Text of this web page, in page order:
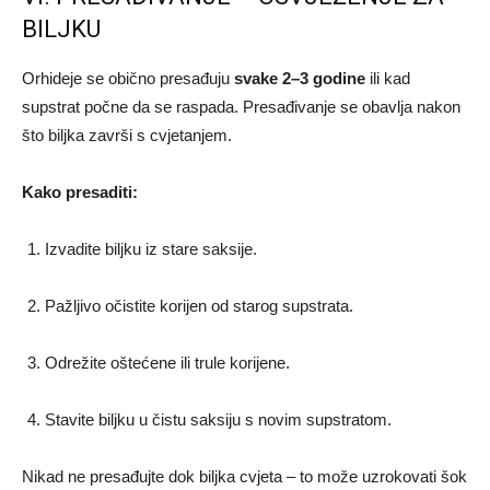
BILJKU
Orhideje se obično presađuju svake 2–3 godine ili kad
supstrat počne da se raspada. Presađivanje se obavlja nakon
što biljka završi s cvjetanjem.
Kako presaditi:
Izvadite biljku iz stare saksije.
Pažljivo očistite korijen od starog supstrata.
Odrežite oštećene ili trule korijene.
Stavite biljku u čistu saksiju s novim supstratom.
Nikad ne presađujte dok biljka cvjeta – to može uzrokovati šok